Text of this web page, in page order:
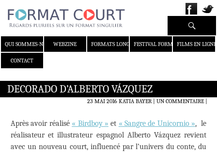
QUI SOMMES-NOUS ?WEBZINE FORMATS LONGS FESTIVAL FORMAT COURT
FILMS EN LIGNE
CONTACT
Recherche
DECORADO D’ALBERTO VÁZQUEZ
23 MAI 2016 KATIA BAYER UN COMMENTAIRE|
Après avoir réalisé « Birdboy » et « Sangre de Unicornio », le
réalisateur et illustrateur espagnol Alberto Vázquez revient
avec un nouveau court, influencé par l’univers du conte, du